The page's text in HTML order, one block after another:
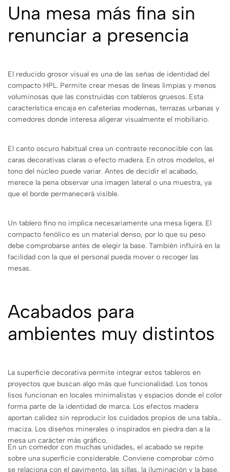
Una mesa más fina sin
renunciar a presencia
El reducido grosor visual es una de las señas de identidad del
compacto HPL. Permite crear mesas de líneas limpias y menos
voluminosas que las construidas con tableros gruesos. Esta
característica encaja en cafeterías modernas, terrazas urbanas y
comedores donde interesa aligerar visualmente el mobiliario.
El canto oscuro habitual crea un contraste reconocible con las
caras decorativas claras o efecto madera. En otros modelos, el
tono del núcleo puede variar. Antes de decidir el acabado,
merece la pena observar una imagen lateral o una muestra, ya
que el borde permanecerá visible.
Un tablero fino no implica necesariamente una mesa ligera. El
compacto fenólico es un material denso, por lo que su peso
debe comprobarse antes de elegir la base. También influirá en la
facilidad con la que el personal pueda mover o recoger las
mesas.
Acabados para
ambientes muy distintos
La superficie decorativa permite integrar estos tableros en
proyectos que buscan algo más que funcionalidad. Los tonos
lisos funcionan en locales minimalistas y espacios donde el color
forma parte de la identidad de marca. Los efectos madera
aportan calidez sin reproducir los cuidados propios de una tabla
maciza. Los diseños minerales o inspirados en piedra dan a la
mesa un carácter más gráfico.
En un comedor con muchas unidades, el acabado se repite
sobre una superficie considerable. Conviene comprobar cómo
se relaciona con el pavimento, las sillas, la iluminación y la base.